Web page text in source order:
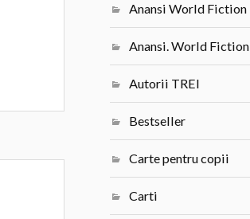
Anansi World Fiction
Anansi. World Fiction
Autorii TREI
Bestseller
Carte pentru copii
Carti